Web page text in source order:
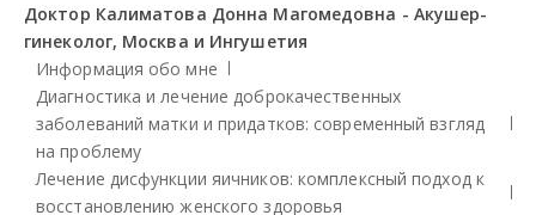
Доктор Калиматова Донна Магомедовна - Акушер-
гинеколог, Москва и Ингушетия
Информация обо мне
Диагностика и лечение доброкачественных
заболеваний матки и придатков: современный взгляд
на проблему
Лечение дисфункции яичников: комплексный подход к
восстановлению женского здоровья